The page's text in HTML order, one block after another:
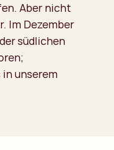
Aber nicht
Im Dezember
südlichen
unserem